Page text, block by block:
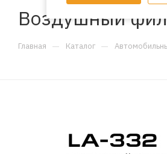
Воздушный
Главная — Каталог —